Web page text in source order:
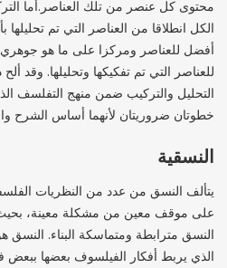
محتوى كل عنصر من تلك العناصر.أما
الكل انطلاقا من العناصر التي تم
أفضل للعناصر ومركزا على ما هو
للعناصر التي تم تفكيكها وتحليلها. وقد
التحليل والتركيب ضمن منهج التفلسف
خطوتان ضروريتان لأنهما أساس الشرح
النسقية
يتألف النسق من عدد من النظريات
على موقف معين من مشكلة معينة،
النسق مترابطة ومتماسكة البناء. النسق
الذي يربط أفكار الفيلسوف بعضها